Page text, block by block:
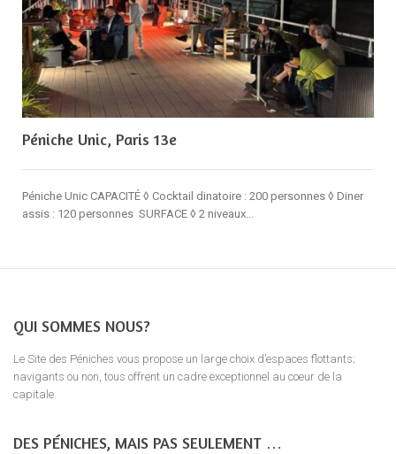
Péniche Unic, Paris 13e
Péniche Unic CAPACITÉ ◊ Cocktail dinatoire : 200 personnes ◊ Diner
assis : 120 personnes SURFACE ◊ 2 niveaux...
QUI SOMMES NOUS?
Le Site des Péniches vous propose un large choix d’espaces flottants;
navigants ou non, tous offrent un cadre exceptionnel au coeur de la
capitale.
DES PÉNICHES, MAIS PAS SEULEMENT …